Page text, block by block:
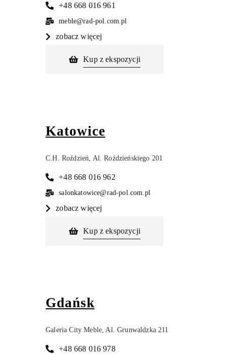
+48 668 016 961
meble@rad-pol.com.pl
zobacz więcej
Kup z ekspozycji
Katowice
C.H. Roździeń, Al. Roździeńskiego 201
+48 668 016 962
salonkatowice@rad-pol.com.pl
zobacz więcej
Kup z ekspozycji
Gdańsk
Galeria City Meble, Al. Grunwaldzka 211
+48 668 016 978